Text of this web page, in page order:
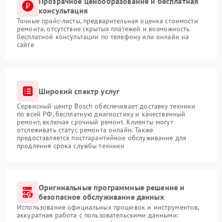
консультация
Точные прайс-листы, предварительная оценка стоимости
ремонта, отсутствие скрытых платежей и возможность
бесплатной консультации по телефону или онлайн на
сайте
Широкий спектр услуг
Сервисный центр Bosch обеспечивает доставку техники
по всей РФ, бесплатную диагностику и качественный
ремонт, включая срочный ремонт. Клиенты могут
отслеживать статус ремонта онлайн. Также
предоставляется постгарантийное обслуживание для
продления срока службы техники
Оригинальные программные решение и
безопасное обслуживание данных
Использование официальных прошивок и инструментов,
аккуратная работа с пользовательскими данными: